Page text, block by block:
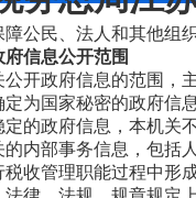
障公民、法人和其他组
府信息公开范围
公开政府信息的范围，
定为国家秘密的政府信
定的政府信息，本机关
的内部事务信息，包括
税收管理职能过程中形